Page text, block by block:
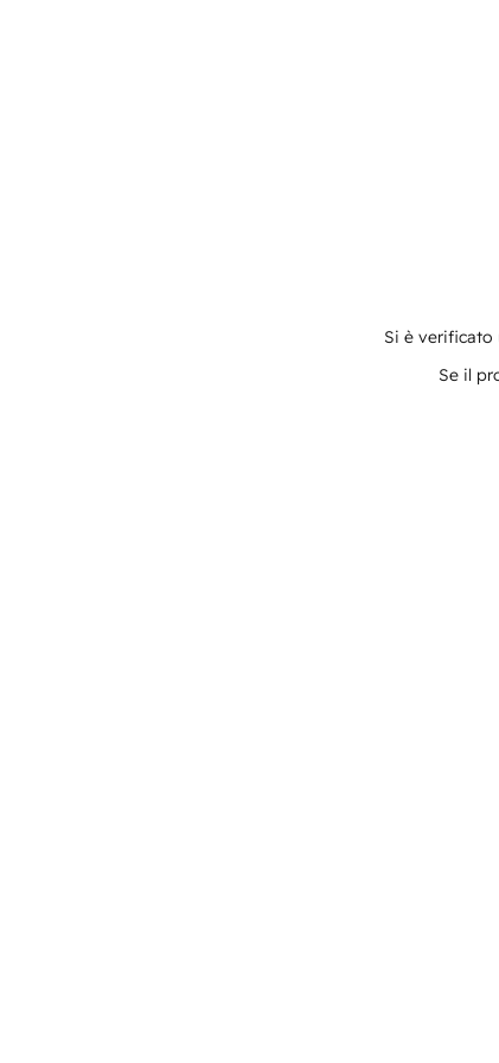
Si è verificato
Se il